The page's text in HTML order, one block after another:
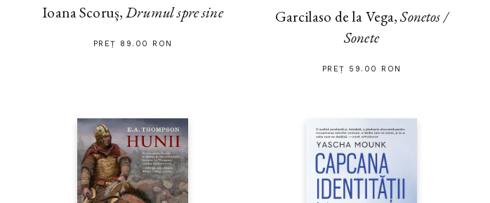
Ioana Scoruș,Drumul spre sine
PREȚ 89.00 RON
Garcilaso de la Vega,Sonetos /
Sonete
PREȚ 59.00 RON